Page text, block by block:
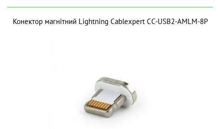
Конектор магнітний Lightning Cablexpert CC-USB2-AMLM-8P